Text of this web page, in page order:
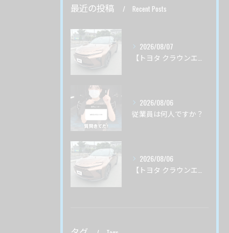
最近の投稿 Recent Posts
2026/08/07
2026/08/06
従業員は何人ですか？
2026/08/06